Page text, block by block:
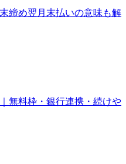
締め翌月末払いの意味も解
無料枠・銀行連携・続けや